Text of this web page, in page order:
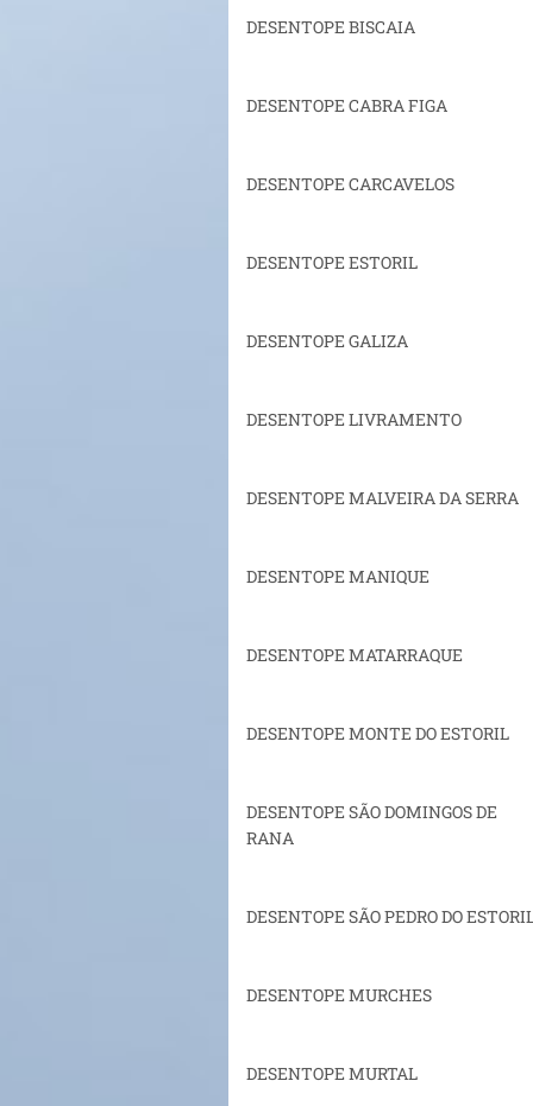
DESENTOPE BISCAIA
DESENTOPE CABRA FIGA
DESENTOPE CARCAVELOS
DESENTOPE ESTORIL
DESENTOPE GALIZA
DESENTOPE LIVRAMENTO
DESENTOPE MALVEIRA DA SERRA
DESENTOPE MANIQUE
DESENTOPE MATARRAQUE
DESENTOPE MONTE DO ESTORIL
DESENTOPE SÃO DOMINGOS DE
RANA
DESENTOPE SÃO PEDRO DO
DESENTOPE MURCHES
DESENTOPE MURTAL